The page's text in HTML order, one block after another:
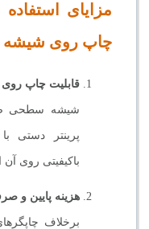
مزایای
چاپ روی شیشه
قابلیت چاپ
شیشه سطحی
پرینتر دستی
باکیفیتی روی آن
هزینه پایین و
برخلاف